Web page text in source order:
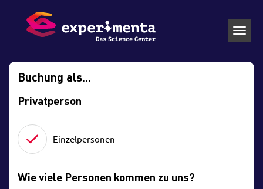
Buchung als...
Privatperson
Einzelpersonen
Wie viele Personen kommen zu uns?